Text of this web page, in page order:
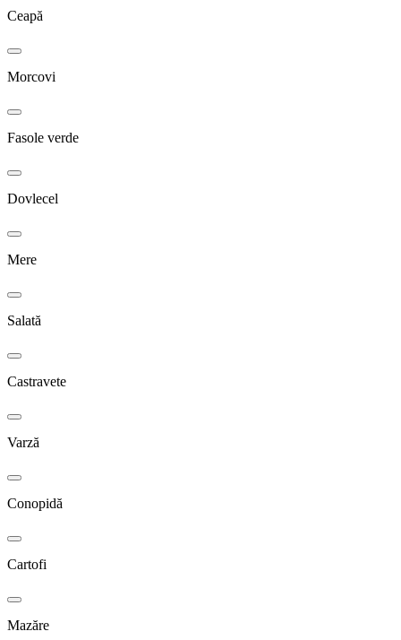
Ceapă
Morcovi
Fasole verde
Dovlecel
Mere
Salată
Castravete
Varză
Conopidă
Cartofi
Mazăre